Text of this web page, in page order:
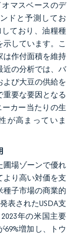
オマスベースのデ
ドと予測してお
ており、油糧種
しています。こ
は作付面積を維持
近の分析では、バ
よび大豆の供給を
要な要因となる
カー当たりの生
が高まっていま
圃場ゾーンで優れ
より高い対価を支
種子市場の商業的
表されたUSDA支
年の米国主要
増加し、トウ